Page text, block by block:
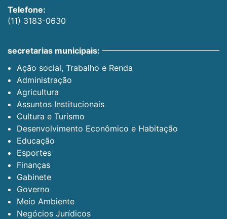
Telefone:
(11) 3183-0630
secretarias municipais:
Ação social, Trabalho e Renda
Administração
Agricultura
Assuntos Institucionais
Cultura e Turismo
Desenvolvimento Econômico e Habitação
Educação
Esportes
Finanças
Gabinete
Governo
Meio Ambiente
Negócios Jurídicos